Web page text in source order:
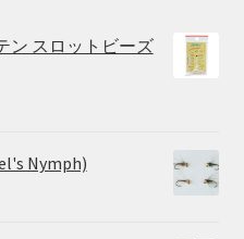
ン スロットビーズ
Nymph)